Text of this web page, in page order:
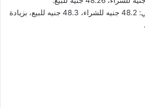
2_البنك التجاري الدولي: 48.2 جنيه للشراء، 48.3 جنيه للبيع، بزيادة